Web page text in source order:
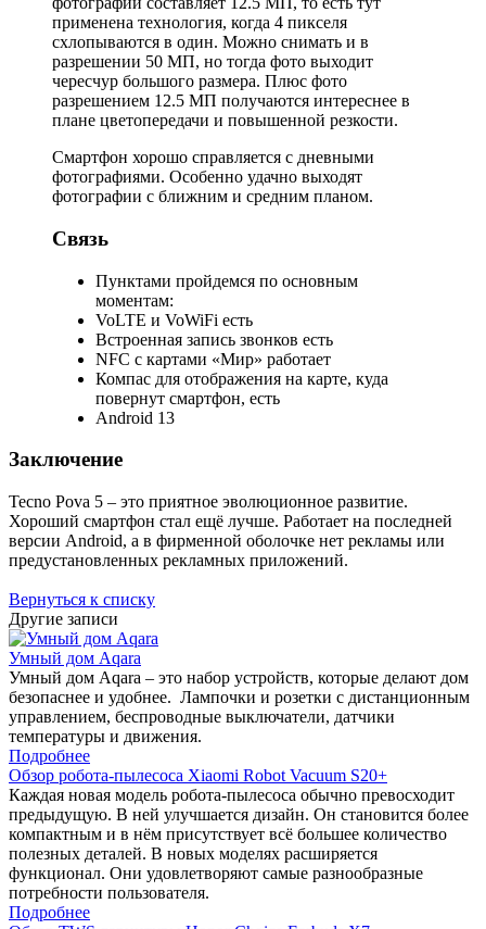
применена технология, когда 4 пикселя
схлопываются в один. Можно снимать и в
разрешении 50 МП, но тогда фото выходит
чересчур большого размера. Плюс фото
разрешением 12.5 МП получаются интереснее в
плане цветопередачи и повышенной резкости.
Смартфон хорошо справляется с дневными
фотографиями. Особенно удачно выходят
фотографии с ближним и средним планом.
Связь
Пунктами пройдемся по основным
моментам:
VoLTE и VoWiFi есть
Встроенная запись звонков есть
NFC с картами «Мир» работает
Компас для отображения на карте, куда
повернут смартфон, есть
Android 13
Заключение
Tecno Pova 5 – это приятное эволюционное развитие.
Хороший смартфон стал ещё лучше. Работает на последней
версии Android, а в фирменной оболочке нет рекламы или
предустановленных рекламных приложений.
Вернуться к списку
Другие записи
Умный дом Aqara
Умный дом Aqara – это набор устройств, которые делают дом
безопаснее и удобнее. Лампочки и розетки с дистанционным
управлением, беспроводные выключатели, датчики
температуры и движения.
Подробнее
Обзор робота-пылесоса Xiaomi Robot Vacuum S20+
Каждая новая модель робота-пылесоса обычно превосходит
предыдущую. В ней улучшается дизайн. Он становится более
компактным и в нём присутствует всё большее количество
полезных деталей. В новых моделях расширяется
функционал. Они удовлетворяют самые разнообразные
потребности пользователя.
Подробнее